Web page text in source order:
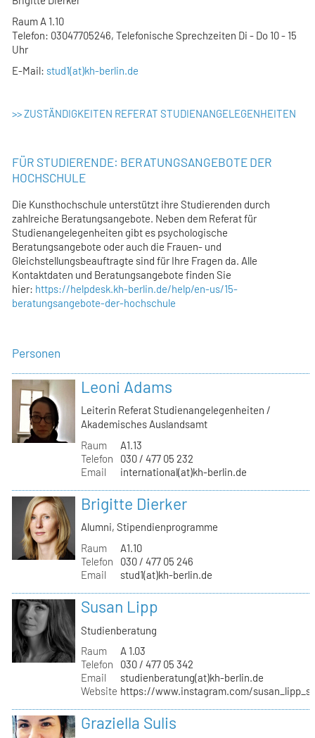
Raum A 1.10
Telefon: 03047705246, Telefonische Sprechzeiten Di - Do 10 - 15
Uhr
E-Mail: stud1(at)kh-berlin.de
>>ZUSTÄNDIGKEITEN REFERAT STUDIENANGELEGENHEITEN
FÜR STUDIERENDE: BERATUNGSANGEBOTE DER
HOCHSCHULE
Die Kunsthochschule unterstützt ihre Studierenden durch
zahlreiche Beratungsangebote. Neben dem Referat für
Studienangelegenheiten gibt es psychologische
Beratungsangebote oder auch die Frauen- und
Gleichstellungsbeauftragte sind für Ihre Fragen da. Alle
Kontaktdaten und Beratungsangebote finden Sie
hier: https://helpdesk.kh-berlin.de/help/en-us/15-
beratungsangebote-der-hochschule
Personen
Leoni Adams
Leiterin Referat Studienangelegenheiten /
Akademisches Auslandsamt
Raum
A1.13
Telefon
030 / 477 05 232
Email
international(at)kh-berlin.de
Brigitte Dierker
Alumni, Stipendienprogramme
Raum
A1.10
Telefon
030 / 477 05 246
Email
stud1(at)kh-berlin.de
Susan Lipp
Studienberatung
Raum
A 1.03
Telefon
030 / 477 05 342
Email
studienberatung(at)kh-berlin.de
Website https://www.instagram.com/
Graziella Sulis